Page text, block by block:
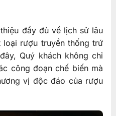
đầy đủ về lịch sử lâu
rượu truyền thống trứ
Quý khách không chỉ
công đoạn chế biến mà
vị độc đáo của rượu